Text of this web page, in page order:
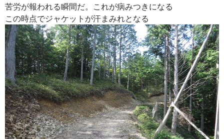
苦労が報われる瞬間だ。これが病みつきになる
この時点でジャケットが汗まみれとなる